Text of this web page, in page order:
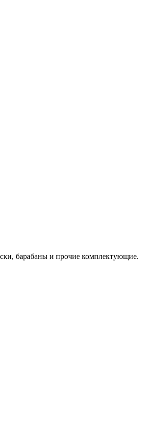
барабаны и прочие комплектующие.